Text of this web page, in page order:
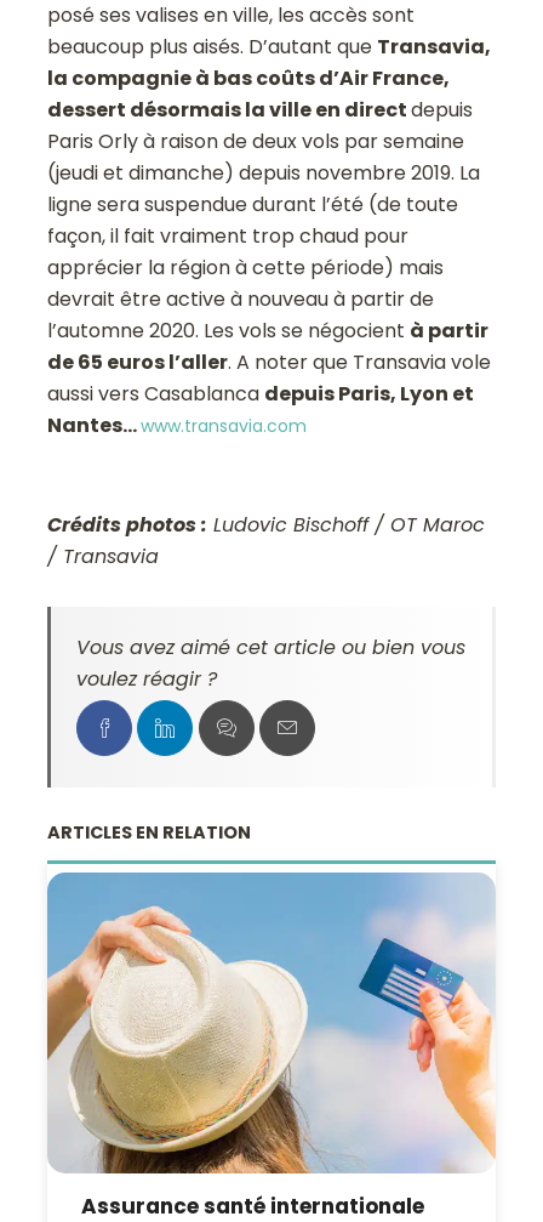
posé ses valises en ville, les accès sont
beaucoup plus aisés. D’autant que Transavia,
la compagnie à bas coûts d’Air France,
dessert désormais la ville en directdepuis
Paris Orly à raison de deux vols par semaine
(jeudi et dimanche) depuis novembre 2019. La
ligne sera suspendue durant l’été (de toute
façon, il fait vraiment trop chaud pour
apprécier la région à cette période) mais
devrait être active à nouveau à partir de
l’automne2020. Les vols se négocient à partir
de 65 euros l’aller. A noter que Transavia vole
aussi vers Casablanca depuis Paris, Lyon et
Nantes…www.transavia.com
Crédits photos : Ludovic Bischoff / OT Maroc
/ Transavia
Vous avez aimé cet article ou bien vous
voulez réagir ?
ARTICLES EN RELATION
Assurance santé internationale